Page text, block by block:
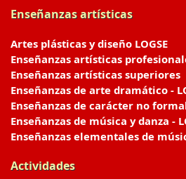
Enseñanzas artísticas
Artes plásticas y diseño LOGSE
Enseñanzas artísticas
Enseñanzas artísticas superiores
Enseñanzas de arte dramático -
Enseñanzas de carácter no
Enseñanzas de música y danza -
Enseñanzas elementales de
Actividades